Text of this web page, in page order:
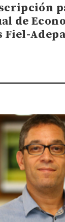
de
Adepa